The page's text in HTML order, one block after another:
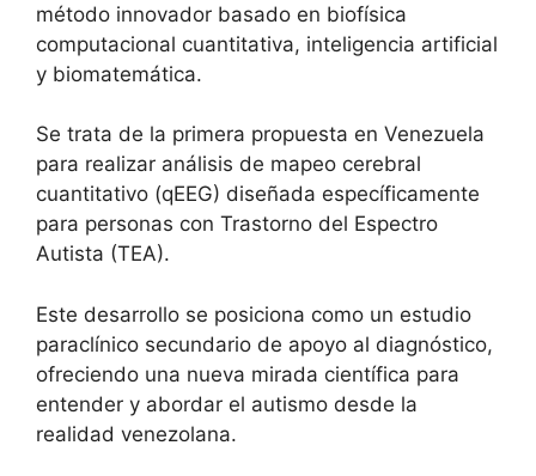
método innovador basado en biofísica
computacional cuantitativa, inteligencia artificial
y biomatemática.
Se trata de la primera propuesta en Venezuela
para realizar análisis de mapeo cerebral
cuantitativo (qEEG) diseñada específicamente
para personas con Trastorno del Espectro
Autista (TEA).
Este desarrollo se posiciona como un estudio
paraclínico secundario de apoyo al diagnóstico,
ofreciendo una nueva mirada científica para
entender y abordar el autismo desde la
realidad venezolana.